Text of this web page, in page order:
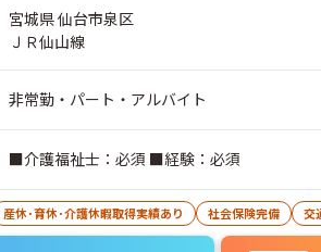
宮城県 仙台市泉区
ＪＲ仙山線
非常勤・パート・アルバイト
■介護福祉士：必須 ■経験：必須
産休･育休･介護休暇取得実績あり 社会保険完備 交